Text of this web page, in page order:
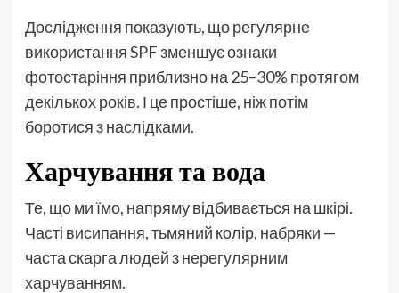
Дослідження показують, що регулярне
використання SPF зменшує ознаки
фотостаріння приблизно на 25–30% протягом
декількох років. І це простіше, ніж потім
боротися з наслідками.
Харчування та вода
Те, що ми їмо, напряму відбивається на шкірі.
Часті висипання, тьмяний колір, набряки —
часта скарга людей з нерегулярним
харчуванням.